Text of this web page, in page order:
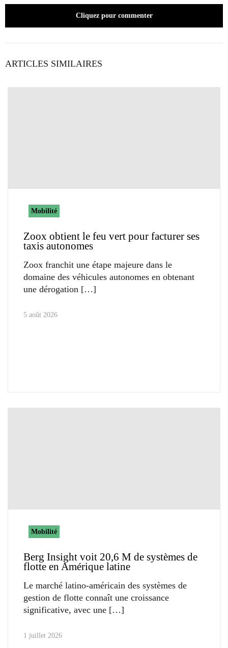
Cliquez pour commenter
ARTICLES SIMILAIRES
Mobilité
Zoox obtient le feu vert pour facturer ses
taxis autonomes
Zoox franchit une étape majeure dans le
domaine des véhicules autonomes en obtenant
une dérogation
5 août 2026
Mobilité
Berg Insight voit 20,6 M de systèmes de
flotte en Amérique latine
Le marché latino-américain des systèmes de
gestion de flotte connaît une croissance
significative, avec une
1 juillet 2026